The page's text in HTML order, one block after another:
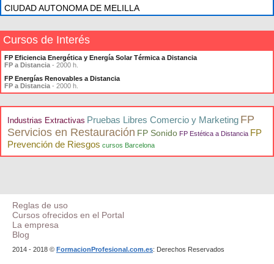
CIUDAD AUTONOMA DE MELILLA
Cursos de Interés
FP Eficiencia Energética y Energía Solar Térmica a Distancia
FP a Distancia - 2000 h.
FP Energías Renovables a Distancia
FP a Distancia - 2000 h.
Industrias Extractivas Pruebas Libres Comercio y Marketing FP
Servicios en Restauración FP Sonido FP Estética a Distancia FP
Prevención de Riesgos cursos Barcelona
Reglas de uso
Cursos ofrecidos en el Portal
La empresa
Blog
2014 - 2018 © FormacionProfesional.com.es: Derechos Reservados